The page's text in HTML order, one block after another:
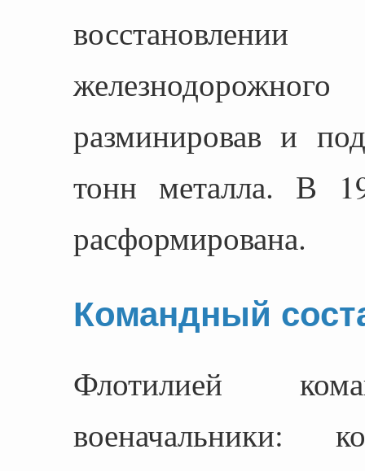
разминировав и
тонн металла. В
расформирована.
Командный
Флотилией